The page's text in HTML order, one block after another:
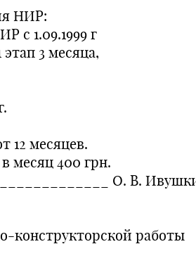
НИР:
с 1.09.1999 г
3 месяца,
12 месяцев.
месяц 400 грн.
О. В.
конструкторской работы